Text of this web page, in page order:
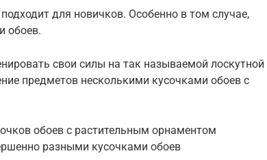
для новичков. Особенно в том случае,
обоев.
свои силы на так называемой лоскутной
предметов несколькими кусочками обоев с
обоев с растительным орнаментом
разными кусочками обоев